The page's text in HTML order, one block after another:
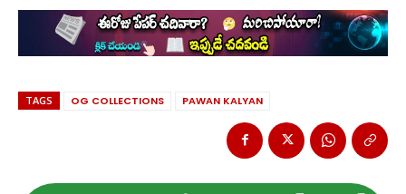
TAGS OG COLLECTIONS PAWAN KALYAN